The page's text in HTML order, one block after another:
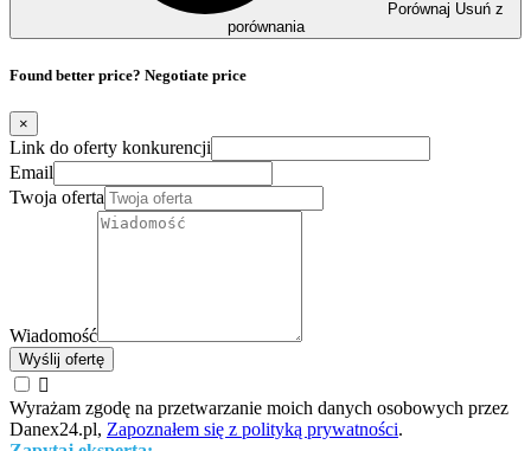
Porównaj Usuń z
porównania
Found better price? Negotiate price
×
Link do oferty konkurencji
Email
Twoja oferta
Wiadomość
Wyślij ofertę

Wyrażam zgodę na przetwarzanie moich danych osobowych przez
Danex24.pl, Zapoznałem się z polityką prywatności.